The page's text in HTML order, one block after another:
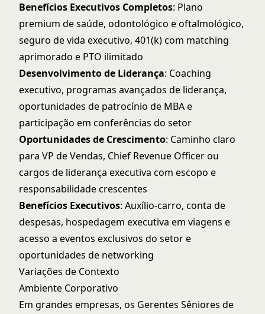
Benefícios Executivos Completos: Plano
premium de saúde, odontológico e oftalmológico,
seguro de vida executivo, 401(k) com matching
aprimorado e PTO ilimitado
Desenvolvimento de Liderança: Coaching
executivo, programas avançados de liderança,
oportunidades de patrocínio de MBA e
participação em conferências do setor
Oportunidades de Crescimento: Caminho claro
para VP de Vendas, Chief Revenue Officer ou
cargos de liderança executiva com escopo e
responsabilidade crescentes
Benefícios Executivos: Auxílio-carro, conta de
despesas, hospedagem executiva em viagens e
acesso a eventos exclusivos do setor e
oportunidades de networking
Variações de Contexto
Ambiente Corporativo
Em grandes empresas, os Gerentes Sêniores de